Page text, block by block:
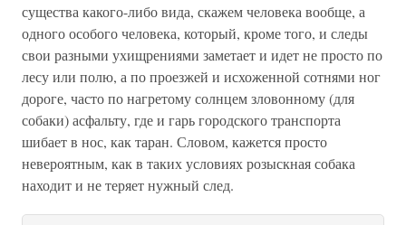
существа какого-либо вида, скажем человека вообще, а
одного особого человека, который, кроме того, и следы
свои разными ухищрениями заметает и идет не просто по
лесу или полю, а по проезжей и исхоженной сотнями ног
дороге, часто по нагретому солнцем зловонному (для
собаки) асфальту, где и гарь городского транспорта
шибает в нос, как таран. Словом, кажется просто
невероятным, как в таких условиях розыскная собака
находит и не теряет нужный след.